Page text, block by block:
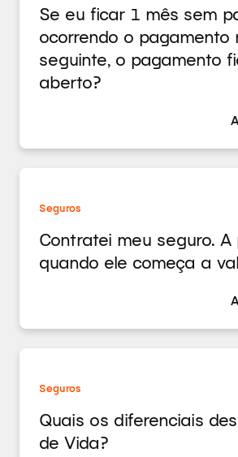
Se eu ficar 1 mês sem
ocorrendo o pagamento
seguinte, o pagamento
aberto?
Seguros
Contratei meu seguro.
quando ele começa a
Seguros
Quais os diferenciais
de Vida?